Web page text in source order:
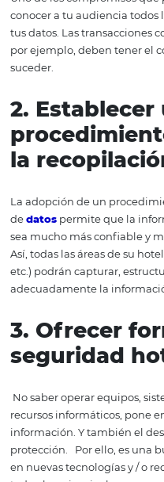
un teclado con un
la
Ahora que conoce la
sectores más expuestos
formas prácticas de
allá?
1. Informar
cualquier